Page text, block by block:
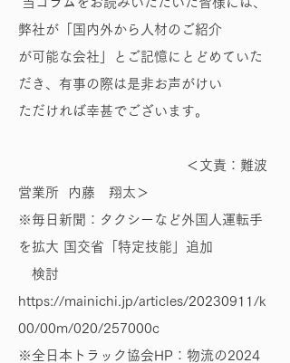
弊社が「国内外から人材のご紹介
が可能な会社」とご記憶にとどめていた
だき、有事の際は是非お声がけい
ただければ幸甚でございます。
＜文責：難波
営業所 内藤 翔太＞
※毎日新聞：タクシーなど外国人運転手
を拡大 国交省「特定技能」追加
検討
https://mainichi.jp/articles/20230911/k
00/00m/020/257000c
※全日本トラック協会HP：物流の2024